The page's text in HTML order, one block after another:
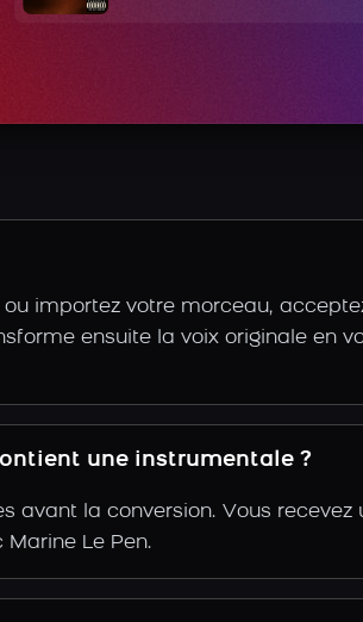
importez votre morceau,
ensuite la voix originale en
une instrumentale ?
avant la conversion. Vous recevez
Le Pen.